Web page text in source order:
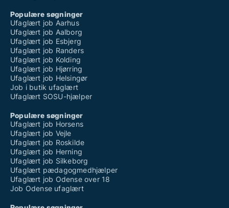
Populære søgninger
Ufaglært job Aarhus
Ufaglært job Aalborg
Ufaglært job Esbjerg
Ufaglært job Randers
Ufaglært job Kolding
Ufaglært job Hjørring
Ufaglært job Helsingør
Job i butik ufaglært
Ufaglært SOSU-hjælper
Populære søgninger
Ufaglært job Horsens
Ufaglært job Vejle
Ufaglært job Roskilde
Ufaglært job Herning
Ufaglært job Silkeborg
Ufaglært pædagogmedhjælper
Ufaglært job Odense over 18
Job Odense ufaglært